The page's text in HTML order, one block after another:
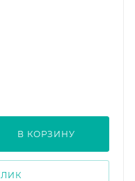
В КОРЗИНУ